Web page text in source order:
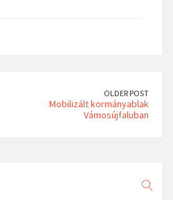
OLDER POST
Mobilizált kormányablak
Vámosújfaluban